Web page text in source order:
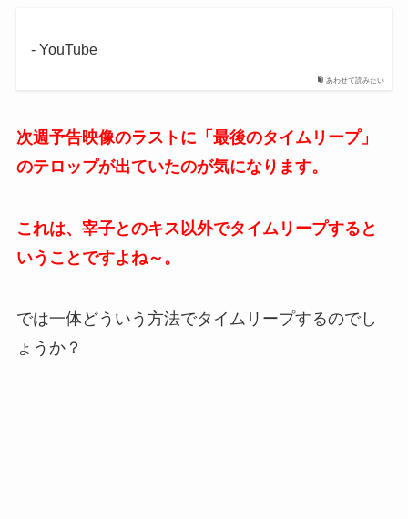
あわせて読みたい
- YouTube
次週予告映像のラストに「最後のタイムリープ」
のテロップが出ていたのが気になります。
これは、宰子とのキス以外でタイムリープすると
いうことですよね～。
では一体どういう方法でタイムリープするのでし
ょうか？